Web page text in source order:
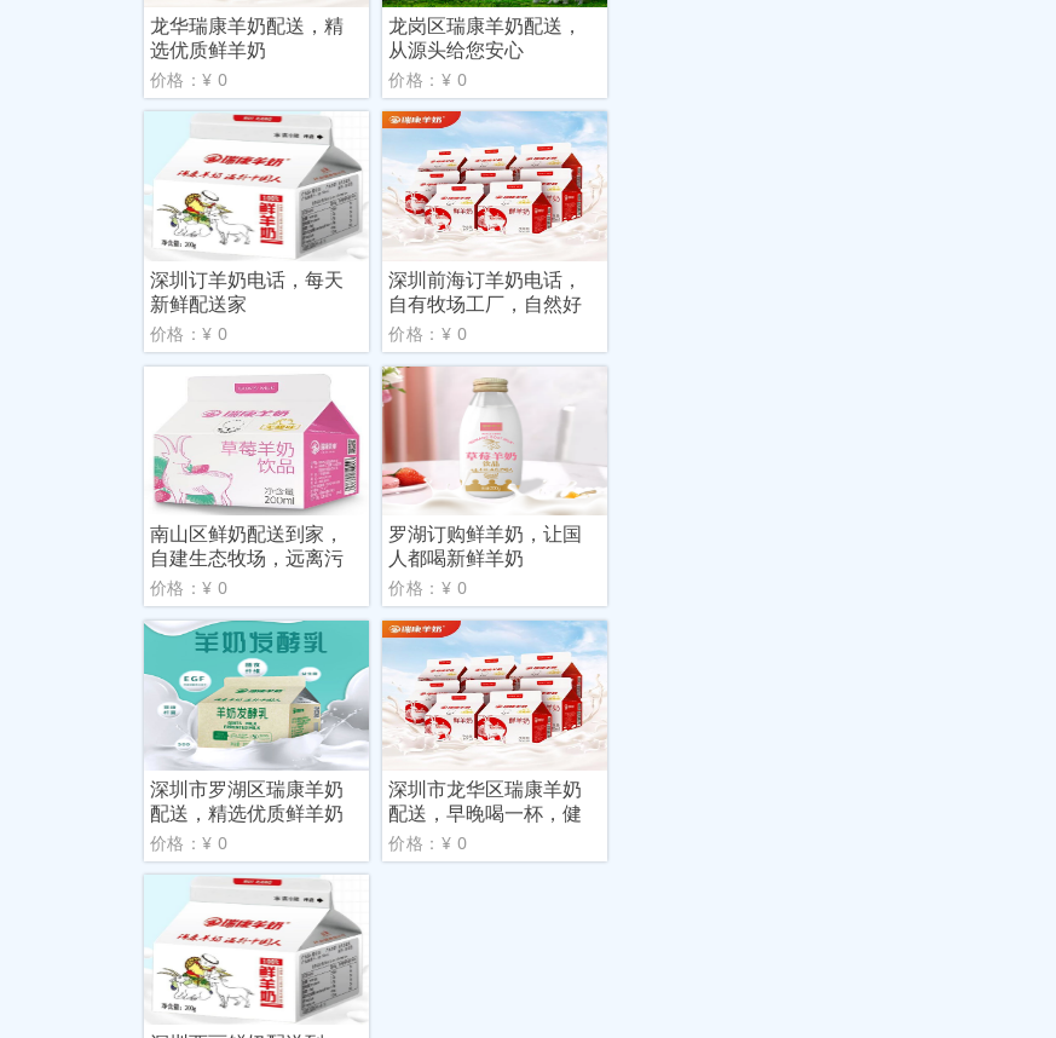
龙华瑞康羊奶配送，精
选优质鲜羊奶
价格：¥ 0
龙岗区瑞康羊奶配送，
从源头给您安心
价格：¥ 0
深圳订羊奶电话，每天
新鲜配送家
价格：¥ 0
深圳前海订羊奶电话，
自有牧场工厂，自然好
羊奶
价格：¥ 0
南山区鲜奶配送到家，
自建生态牧场，远离污
染
价格：¥ 0
罗湖订购鲜羊奶，让国
人都喝新鲜羊奶
价格：¥ 0
深圳市罗湖区瑞康羊奶
配送，精选优质鲜羊奶
价格：¥ 0
深圳市龙华区瑞康羊奶
配送，早晚喝一杯，健
康有
价格：¥ 0